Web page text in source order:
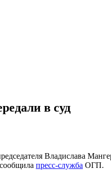
в суд
Владислава
пресс-служба ОГП.